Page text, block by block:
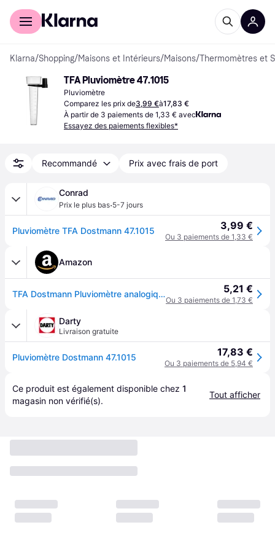
Acheter avec Klarna
Klarna/Shopping/Maisons et Intérieurs/Maisons/Thermomètres et
TFA Pluviomètre 47.1015
Pluviomètre
Comparez les prix de3,99 €à17,83 €
À partir de 3 paiements de 1,33 € avec
Essayez des paiements flexibles*
Recommandé Prix avec frais de port
Conrad
Prix le plus bas·5-7 jours
Pluviomètre TFA Dostmann 47.1015 3,99 €
Ou 3 paiements de 1,33 €
Amazon
TFA Dostmann Pluviomètre analogique, 47.1015, pluviomètre, pour Le Jardin, résistant aux intempéries, Robuste, Noir 5,21 €
Ou 3 paiements de 1,73 €
Darty
Livraison gratuite
Pluviomètre Dostmann 47.1015 17,83 €
Ou 3 paiements de 5,94 €
Ce produit est également disponible chez 1
magasin non vérifié(s).
Tout afficher